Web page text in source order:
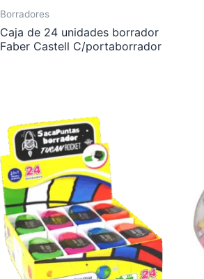
Borradores
Caja de 24 unidades borrador
Faber Castell C/portaborrador